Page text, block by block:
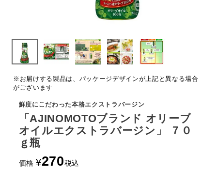
※お届けする製品は、パッケージデザインが上記と異なる場合
がございます
鮮度にこだわった本格エクストラバージン
「AJINOMOTOブランド オリーブ
オイルエクストラバージン」 ７０
ｇ瓶
価格 ¥270税込